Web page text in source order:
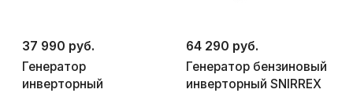
37 990 руб.
Генератор
инверторный
64 290 руб.
Генератор бензиновый
инверторный SNIRREX